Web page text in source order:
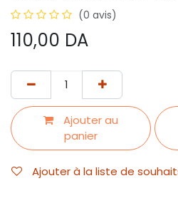
(0 avis)
110,00 DA
Ajouter au
panier
Ajouter à la liste de